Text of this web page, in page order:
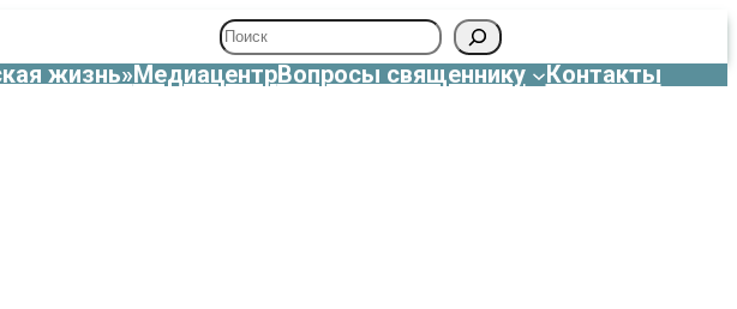
Поиск
жизнь»МедиацентрВопросы священнику Контакты